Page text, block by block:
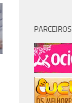
PARCEIROS